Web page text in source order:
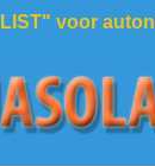
voor